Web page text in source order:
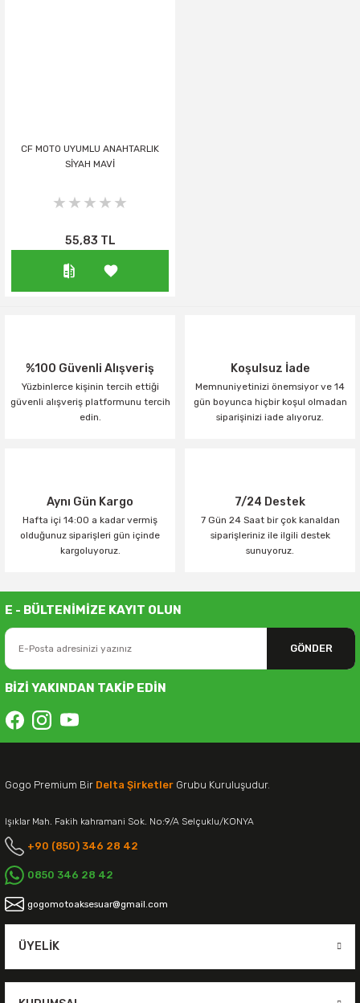
CF MOTO UYUMLU ANAHTARLIK
SİYAH MAVİ
55,83 TL
%100 Güvenli Alışveriş
Yüzbinlerce kişinin tercih ettiği
güvenli alışveriş platformunu tercih
edin.
Koşulsuz İade
Memnuniyetinizi önemsiyor ve 14
gün boyunca hiçbir koşul olmadan
siparişinizi iade alıyoruz.
Aynı Gün Kargo
Hafta içi 14:00 a kadar vermiş
olduğunuz siparişleri gün içinde
kargoluyoruz.
7/24 Destek
7 Gün 24 Saat bir çok kanaldan
siparişleriniz ile ilgili destek
sunuyoruz.
E - BÜLTENİMİZE KAYIT OLUN
GÖNDER
BİZİ YAKINDAN TAKİP EDİN
Gogo Premium Bir Delta Şirketler Grubu Kuruluşudur.
Işıklar Mah. Fakih kahramani Sok. No:9/A Selçuklu/KONYA
+90 (850) 346 28 42
0850 346 28 42
gogomotoaksesuar@gmail.com
ÜYELIK